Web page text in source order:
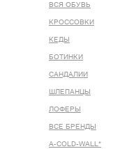
ВСЯ ОБУВЬ
КРОССОВКИ
КЕДЫ
БОТИНКИ
САНДАЛИИ
ШЛЕПАНЦЫ
ЛОФЕРЫ
ВСЕ БРЕНДЫ
A-COLD-WALL*